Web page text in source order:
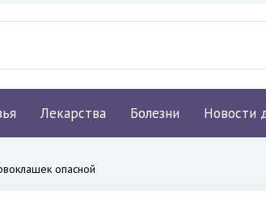
Лекарства Болезни Новости
опасной